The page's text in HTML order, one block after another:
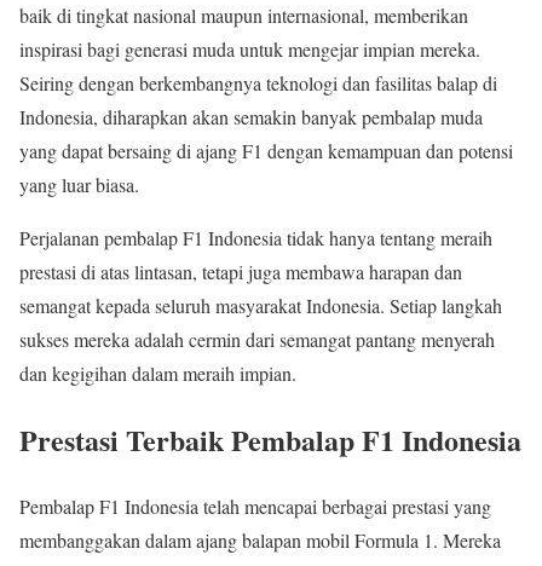
baik di tingkat nasional maupun internasional, memberikan
inspirasi bagi generasi muda untuk mengejar impian mereka.
Seiring dengan berkembangnya teknologi dan fasilitas balap di
Indonesia, diharapkan akan semakin banyak pembalap muda
yang dapat bersaing di ajang F1 dengan kemampuan dan potensi
yang luar biasa.
Perjalanan pembalap F1 Indonesia tidak hanya tentang meraih
prestasi di atas lintasan, tetapi juga membawa harapan dan
semangat kepada seluruh masyarakat Indonesia. Setiap langkah
sukses mereka adalah cermin dari semangat pantang menyerah
dan kegigihan dalam meraih impian.
Prestasi Terbaik Pembalap F1 Indonesia
Pembalap F1 Indonesia telah mencapai berbagai prestasi yang
membanggakan dalam ajang balapan mobil Formula 1. Mereka